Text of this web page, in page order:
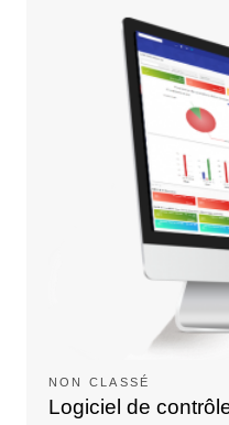
NON CLASSÉ
Logiciel de